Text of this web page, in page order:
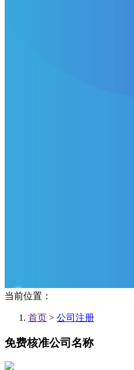
当前位置：
首页 > 公司注册
免费核准公司名称